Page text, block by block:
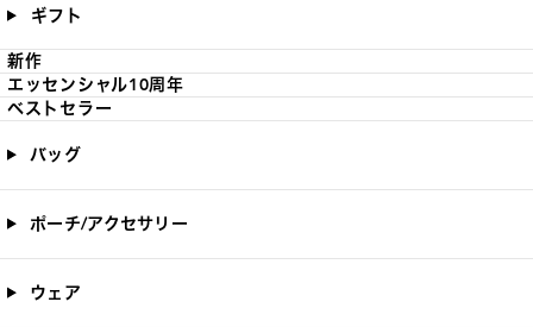
ギフト
新作
エッセンシャル10周年
ベストセラー
バッグ
ポーチ/アクセサリー
ウェア